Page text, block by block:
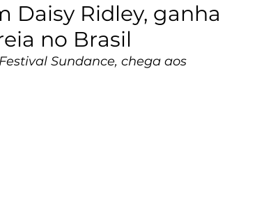
Daisy Ridley, ganha
no Brasil
Sundance, chega aos